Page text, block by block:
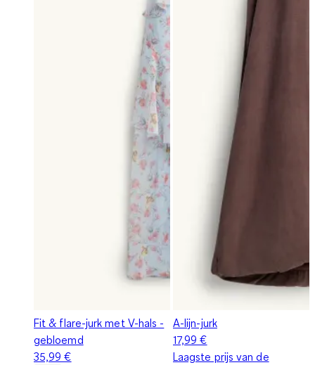
Fit & flare-jurk met V-hals -
gebloemd
35,99 €
A-lijn-jurk
17,99 €
Laagste prijs van de